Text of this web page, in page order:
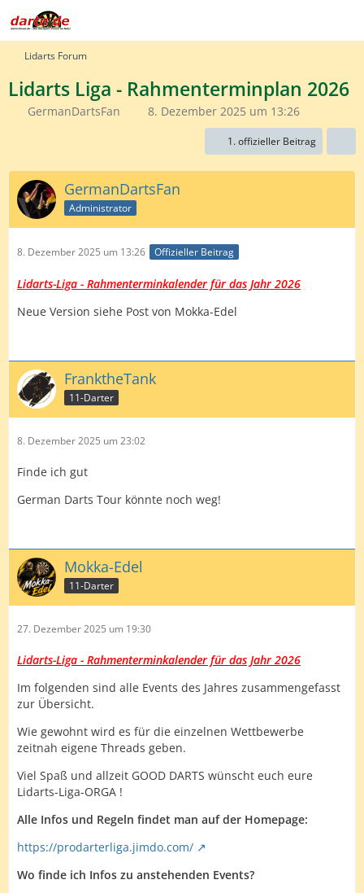
Lidarts Forum
Lidarts Liga - Rahmenterminplan 2026
GermanDartsFan 8. Dezember 2025 um 13:26
1. offizieller Beitrag
GermanDartsFan
Administrator
8. Dezember 2025 um 13:26 Offizieller Beitrag
Lidarts-Liga - Rahmenterminkalender für das Jahr 2026
Neue Version siehe Post von Mokka-Edel
FranktheTank
11-Darter
8. Dezember 2025 um 23:02
Finde ich gut
German Darts Tour könnte noch weg!
Mokka-Edel
11-Darter
27. Dezember 2025 um 19:30
Lidarts-Liga - Rahmenterminkalender für das Jahr 2026
Im folgenden sind alle Events des Jahres zusammengefasst
zur Übersicht.
Wie gewohnt wird es für die einzelnen Wettbewerbe
zeitnah eigene Threads geben.
Viel Spaß und allzeit GOOD DARTS wünscht euch eure
Lidarts-Liga-ORGA !
Alle Infos und Regeln findet man auf der Homepage:
https://prodarterliga.jimdo.com/
Wo finde ich Infos zu anstehenden Events?